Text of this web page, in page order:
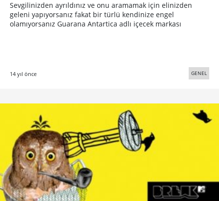
Sevgilinizden ayrıldınız ve onu aramamak için elinizden
geleni yapıyorsanız fakat bir türlü kendinize engel
olamıyorsanız Guarana Antartica adlı içecek markası
14 yıl önce GENEL